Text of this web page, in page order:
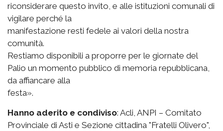
riconsiderare questo invito, e alle istituzioni comunali di
vigilare perché la
manifestazione resti fedele ai valori della nostra
comunità.
Restiamo disponibili a proporre per le giornate del
Palio un momento pubblico di memoria repubblicana,
da affiancare alla
festa».
Hanno aderito e condiviso: Acli, ANPI – Comitato
Provinciale di Asti e Sezione cittadina "Fratelli Olivero",